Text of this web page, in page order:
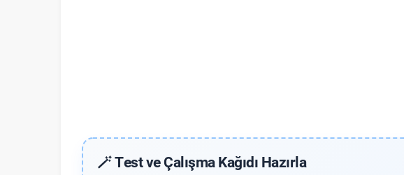
🪄 Test ve Çalışma Kağıdı Hazırla